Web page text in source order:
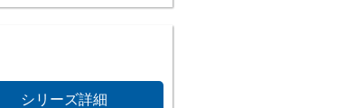
シリーズ詳細